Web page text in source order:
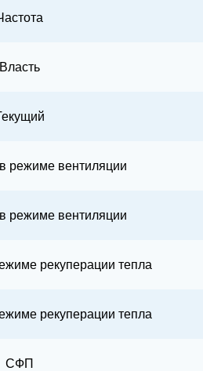
Власть
режиме вентиляции
режиме вентиляции
рекуперации тепла
рекуперации тепла
СФП